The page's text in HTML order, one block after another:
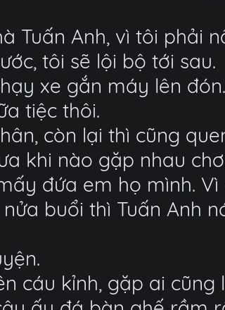
Tuấn Anh, vì tôi phải
tôi sẽ lội bộ tới sau.
xe gắn máy lên
tiệc thôi.
còn lại thì cũng
khi nào gặp nhau
đứa em họ mình.
buổi thì Tuấn Anh
cáu kỉnh, gặp ai